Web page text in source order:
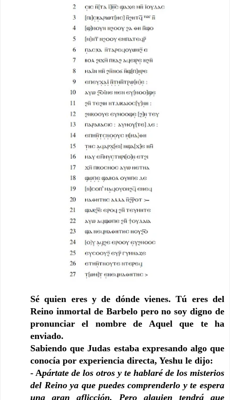
Sé quien eres y de dónde vienes. Tú eres del
Reino inmortal de Barbelo pero no soy digno de
pronunciar el nombre de Aquel que te ha
enviado.
Sabiendo que Judas estaba expresando algo que
conocía por experiencia directa, Yeshu le dijo:
- Apártate de los otros y te hablaré de los misterios
del Reino ya que puedes comprenderlo y te espera
una gran aflicción. Pero alguien tendrá que